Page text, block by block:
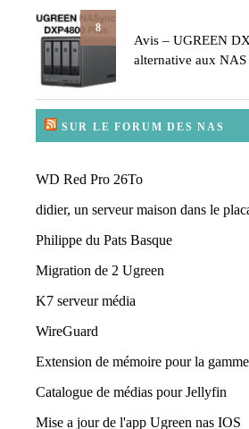
8
Avis – UGREEN
alternative aux NAS
SUR LE FORUM DES NAS
WD Red Pro 26To
didier, un serveur maison dans le
Philippe du Pats Basque
Migration de 2 Ugreen
K7 serveur média
WireGuard
Extension de mémoire pour la
Catalogue de médias pour Jellyfin
Mise a jour de l'app Ugreen nas IOS